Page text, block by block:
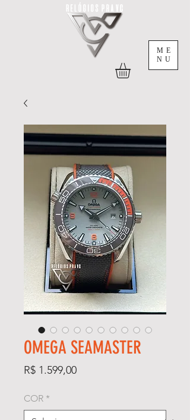
ME
NU
OMEGA SEAMASTER
R$ 1.599,00Preço
COR *